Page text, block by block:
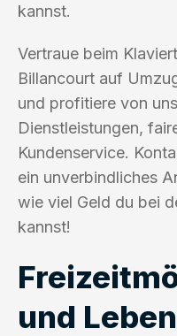
kannst.
Vertraue beim
Billancourt auf
und profitiere von
Dienstleistungen,
Kundenservice.
ein unverbindliches
wie viel Geld du bei
kannst!
und